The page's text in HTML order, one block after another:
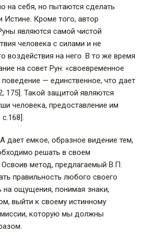
на себя, но пытаются сделать
Истине. Кроме того, автор
являются самой чистой
человека с силами и не
воздействия на него. В то же время
на совет Рун: «своевременное
поведение — единственное, что дает
175]. Такой защитой являются
человека, предоставление им
емкое, образное видение тем,
решать в своем
метод, предлагаемый В.П.
правильность любого своего
на ощущения, понимая знаки,
выйти к своему истинному
которую мы должны